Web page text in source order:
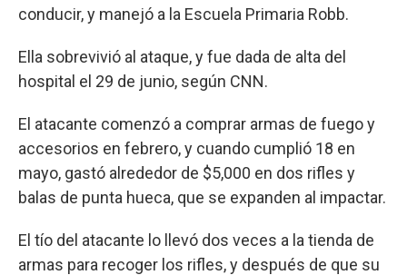
conducir, y manejó a la Escuela Primaria Robb.
Ella sobrevivió al ataque, y fue dada de alta del
hospital el 29 de junio, según CNN.
El atacante comenzó a comprar armas de fuego y
accesorios en febrero, y cuando cumplió 18 en
mayo, gastó alrededor de $5,000 en dos rifles y
balas de punta hueca, que se expanden al impactar.
El tío del atacante lo llevó dos veces a la tienda de
armas para recoger los rifles, y después de que su